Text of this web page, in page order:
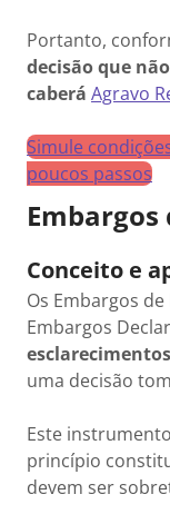
Portanto,
decisão que
caberá Agravo
Simule
poucos passos
Embargos
Conceito e
Os Embargos
Embargos
uma decisão
Este
princípio
devem ser